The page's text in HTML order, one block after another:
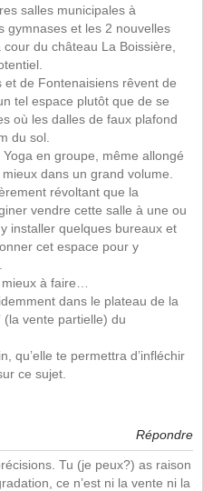
salles municipales à
gymnases et les 2 nouvelles
du château La Boissière,
et de Fontenaisiens rêvent de
tel espace plutôt que de se
où les dalles de faux plafond
du sol.
Yoga en groupe, même allongé
dans un grand volume.
révoltant que la
vendre cette salle à une ou
installer quelques bureaux et
cet espace pour y
à faire…
dans le plateau de la
(la vente partielle) du
qu’elle te permettra d’infléchir
ce sujet.
Répondre
Tu (je peux?) as raison
ce n’est ni la vente ni la